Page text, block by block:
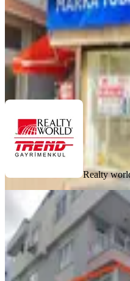
35.000 ₺
Realty world Trend Meltem
Realty
MERKEZİ
Kepez,
1 Oda·55 m²
16.500 ₺